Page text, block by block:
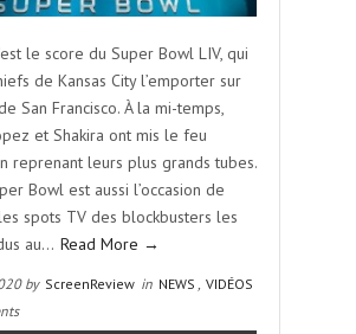
le score du Super Bowl LIV, qui
de Kansas City l’emporter sur
San Francisco. À la mi-temps,
et Shakira ont mis le feu
reprenant leurs plus grands tubes.
Bowl est aussi l’occasion de
spots TV des blockbusters les
au… Read More →
by ScreenReview in NEWS , VIDÉOS